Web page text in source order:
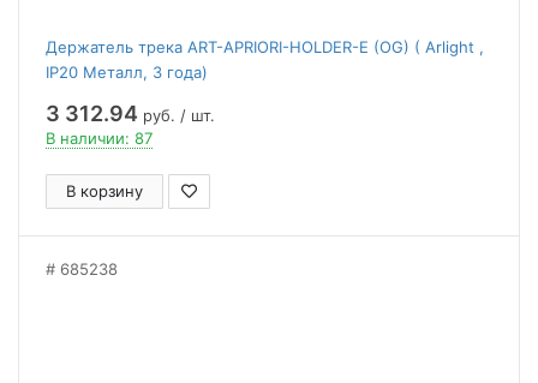
Держатель трека ART-APRIORI-HOLDER-E (OG) ( Arlight ,
IP20 Металл, 3 года)
3 312.94 руб. / шт.
В наличии: 87
В корзину
685238